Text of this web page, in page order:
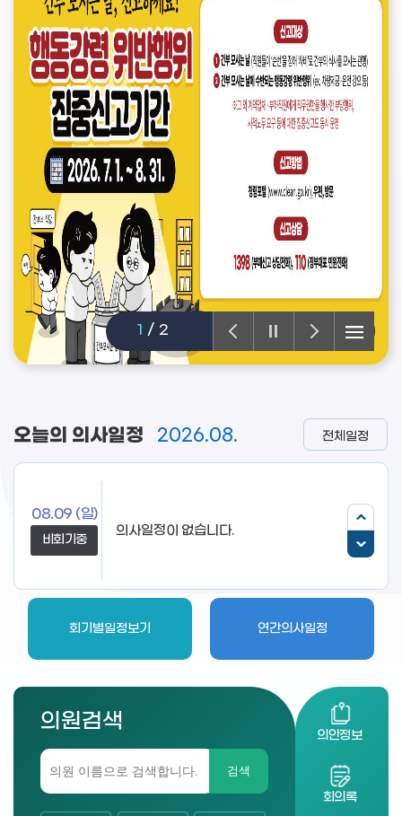
1 / 2
오늘의 의사일정 2026.08.
08.09 (일)
비회기중
회기별일정보기 연간의사일정
전체일정
의원검색
검색
의안정보
회의록